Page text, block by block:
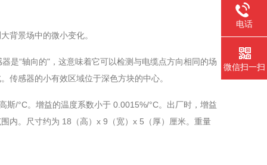
背景场中的微小变化。
是“轴向的"，这意味着它可以检测与电缆点方向相同的场
传感器的小有效区域位于深色方块的中心。
/°C。增益的温度系数小于 0.0015%/°C。出厂时，增益
内。尺寸约为 18（高）x 9（宽）x 5（厚）厘米。重量
电话
微信扫一扫